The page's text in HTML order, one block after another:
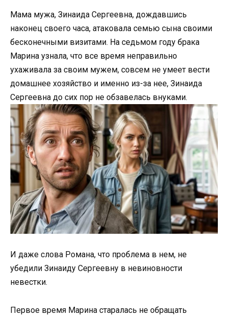
Мама мужа, Зинаида Сергеевна, дождавшись
наконец своего часа, атаковала семью сына своими
бесконечными визитами. На седьмом году брака
Марина узнала, что все время неправильно
ухаживала за своим мужем, совсем не умеет вести
домашнее хозяйство и именно из-за нее, Зинаида
Сергеевна до сих пор не обзавелась внуками.
И даже слова Романа, что проблема в нем, не
убедили Зинаиду Сергеевну в невиновности
невестки.
Первое время Марина старалась не обращать